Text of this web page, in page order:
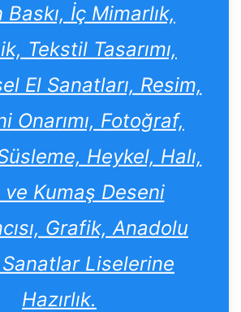
Baskı, İç Mimarlık,
Tekstil Tasarımı,
El Sanatları, Resim,
Onarımı, Fotoğraf,
Heykel, Halı,
Kumaş Deseni
Grafik, Anadolu
Liselerine
Hazırlık.